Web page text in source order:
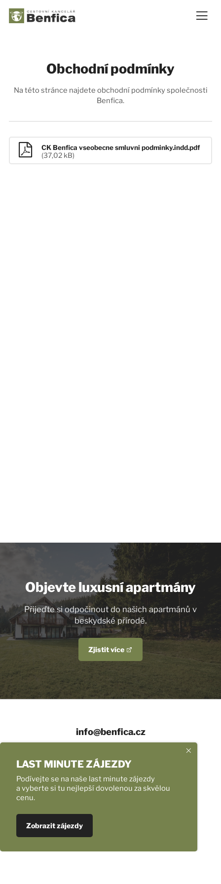
LAST MINUTE ZÁJEZDY
Podívejte se na naše last minute zájezdy
a vyberte si tu nejlepší dovolenou za skvělou
cenu.
Zobrazit zájezdy
Obchodní podmínky
Na této stránce najdete obchodní podmínky společnosti
Benfica.
CK Benfica vseobecne smluvni podminky.indd.pdf
(37,02 kB)
Objevte luxusní apartmány
Přijeďte si odpočinout do našich apartmánů v
beskydské přírodě.
Zjistit více
info@benfica.cz
Provozní doba
Ubytování v Chorvatsku NOVINKA